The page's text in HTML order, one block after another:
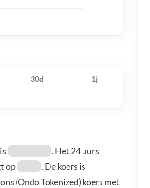
30d 1j
. Het 24 uurs
op
. De koers is
(Ondo Tokenized) koers met